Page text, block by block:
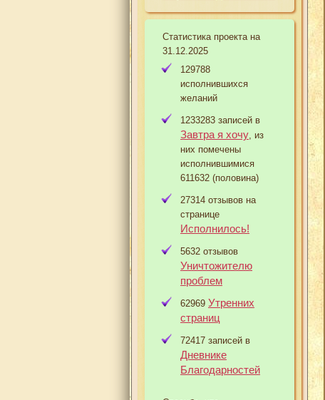
Статистика проекта на
31.12.2025
129788
исполнившихся
желаний
1233283 записей в
Завтра я хочу , из
них помечены
исполнившимися
611632 (половина)
27314 отзывов на
странице
Исполнилось!
5632 отзывов
Уничтожителю
проблем
62969 Утренних
страниц
72417 записей в
Дневнике
Благодарностей